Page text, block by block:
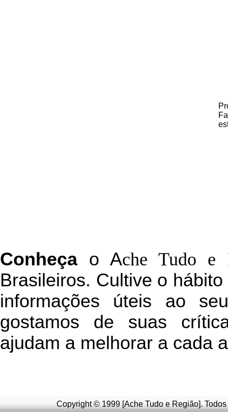
Conheçao Ache Tudo e
Brasileiros. Cultive o
informações úteis ao
gostamos de suas
ajudam a melhorar a cada
Copyright © 1999 [Ache Tudo e Região].